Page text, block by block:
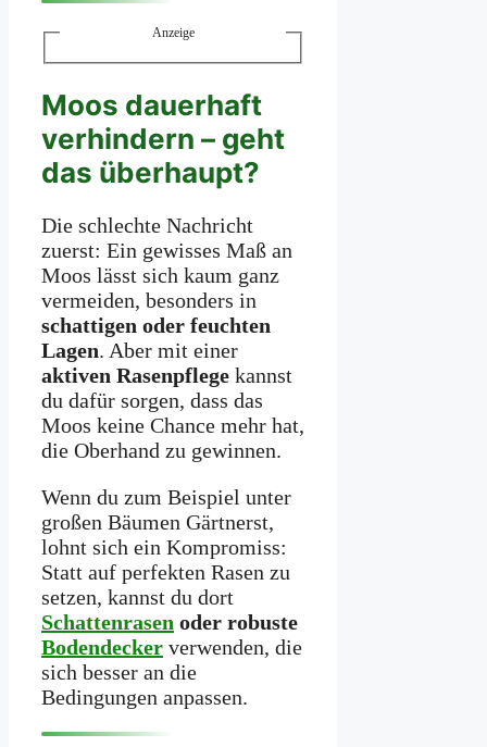
Anzeige
Moos dauerhaft
verhindern – geht
das überhaupt?
Die schlechte Nachricht
zuerst: Ein gewisses Maß an
Moos lässt sich kaum ganz
vermeiden, besonders in
schattigen oder feuchten
Lagen. Aber mit einer
aktiven Rasenpflege kannst
du dafür sorgen, dass das
Moos keine Chance mehr hat,
die Oberhand zu gewinnen.
Wenn du zum Beispiel unter
großen Bäumen Gärtnerst,
lohnt sich ein Kompromiss:
Statt auf perfekten Rasen zu
setzen, kannst du dort
Schattenrasen oder robuste
Bodendecker verwenden, die
sich besser an die
Bedingungen anpassen.